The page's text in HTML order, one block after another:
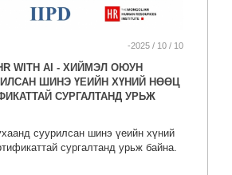
-2025 / 10 / 10
WITH AI - ХИЙМЭЛ ОЮУН
ШИНЭ ҮЕИЙН ХҮНИЙ НӨӨЦ
СУРГАЛТАНД УРЬЖ
суурилсан шинэ үеийн хүний
сургалтанд урьж байна.